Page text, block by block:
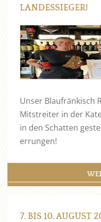
LANDESSIEGER!
Unser Blaufränkisch
Mitstreiter in der
in den Schatten
errungen!
7. BIS 10. AUGUST